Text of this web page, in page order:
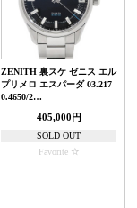
ZENITH 裏スケ ゼニス エル
プリメロ エスパーダ 03.217
0.4650/2…
405,000円
SOLD OUT
Favorite